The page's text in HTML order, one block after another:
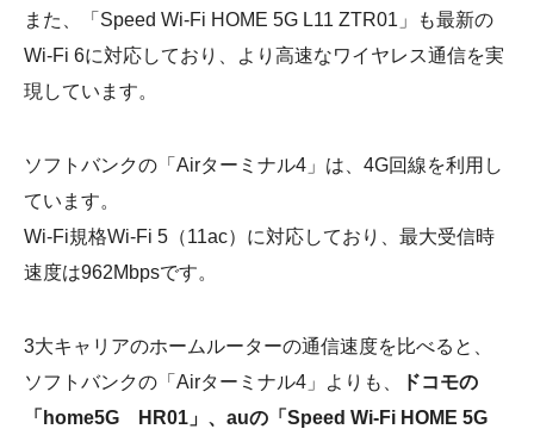
また、「Speed Wi-Fi HOME 5G L11 ZTR01」も最新の
Wi-Fi 6に対応しており、より高速なワイヤレス通信を実
現しています。
ソフトバンクの「Airターミナル4」は、4G回線を利用し
ています。
Wi-Fi規格Wi-Fi 5（11ac）に対応しており、最大受信時
速度は962Mbpsです。
3大キャリアのホームルーターの通信速度を比べると、
ソフトバンクの「Airターミナル4」よりも、
ドコモの
「home5G HR01」、auの「Speed Wi-Fi HOME 5G